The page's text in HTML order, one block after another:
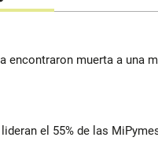
encontraron muerta a una
el 55% de las